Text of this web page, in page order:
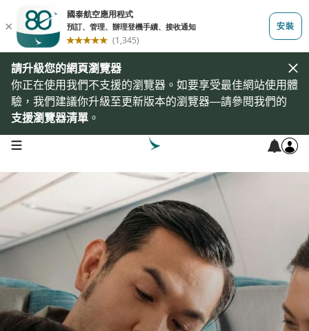
請升級您的網頁瀏覽器
你正在使用我們不支援的瀏覽器。如要享受最佳網站使用體
驗，我們建議你升級至更新版本的瀏覽器—請參閱我們的
支援瀏覽器清單 。
open navigation menu